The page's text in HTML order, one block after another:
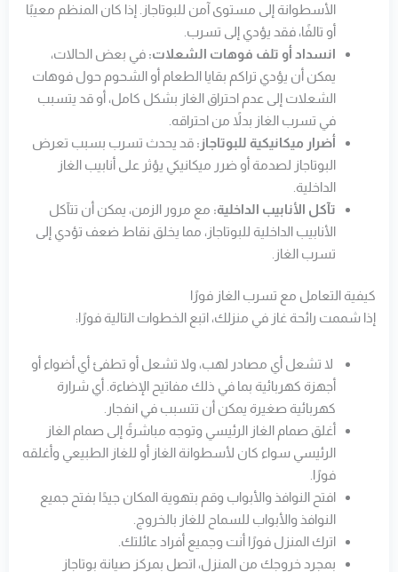
الأسطوانة إلى مستوى آمن للبوتاجاز. إذا كان المنظم معيبًا
أو تالفًا، فقد يؤدي إلى تسرب.
انسداد أو تلف فوهات الشعلات: في بعض الحالات،
يمكن أن يؤدي تراكم بقايا الطعام أو الشحوم حول فوهات
الشعلات إلى عدم احتراق الغاز بشكل كامل، أو قد يتسبب
في تسرب الغاز بدلاً من احتراقه.
أضرار ميكانيكية للبوتاجاز: قد يحدث تسرب بسبب تعرض
البوتاجاز لصدمة أو ضرر ميكانيكي يؤثر على أنابيب الغاز
الداخلية.
تآكل الأنابيب الداخلية: مع مرور الزمن، يمكن أن تتآكل
الأنابيب الداخلية للبوتاجاز، مما يخلق نقاط ضعف تؤدي إلى
تسرب الغاز.
كيفية التعامل مع تسرب الغاز فورًا
إذا شممت رائحة غاز في منزلك، اتبع الخطوات التالية فورًا:
لا تشعل أي مصادر لهب، ولا تشعل أو تطفئ أي أضواء أو
أجهزة كهربائية بما في ذلك مفاتيح الإضاءة. أي شرارة
كهربائية صغيرة يمكن أن تتسبب في انفجار.
أغلق صمام الغاز الرئيسي وتوجه مباشرةً إلى صمام الغاز
الرئيسي سواء كان لأسطوانة الغاز أو للغاز الطبيعي وأغلقه
فورًا.
افتح النوافذ والأبواب وقم بتهوية المكان جيدًا بفتح جميع
النوافذ والأبواب للسماح للغاز بالخروج.
اترك المنزل فورًا أنت وجميع أفراد عائلتك.
بمجرد خروجك من المنزل، اتصل بمركز صيانة بوتاجاز